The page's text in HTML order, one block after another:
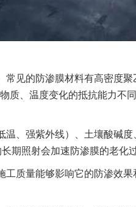
见的防渗膜材料有高密度
质、温度变化的抵抗能力不
、强紫外线）、土壤酸碱
期照射会加速防渗膜的老化过
质量能够影响它的防渗效